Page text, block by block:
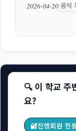
2026-04-20·공식
🔍 이 학교 주
요?
🔐진행회원 전